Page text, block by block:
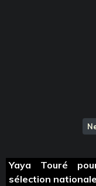
Yaya Touré
sélection